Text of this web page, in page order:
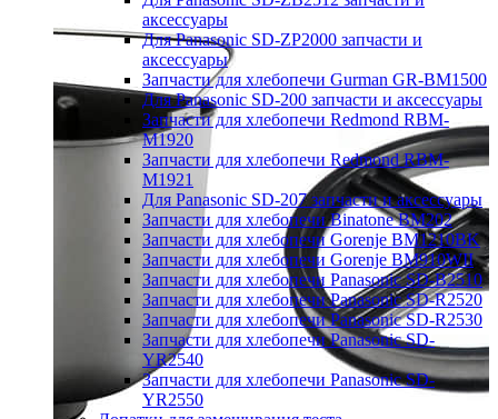
аксессуары
Для Panasonic SD-ZP2000 запчасти и
аксессуары
Запчасти для хлебопечи Gurman GR-BM1500
Для Panasonic SD-200 запчасти и аксессуары
Запчасти для хлебопечи Redmond RBM-
M1920
Запчасти для хлебопечи Redmond RBM-
M1921
Для Panasonic SD-207 запчасти и аксессуары
Запчасти для хлебопечи Binatone BM202
Запчасти для хлебопечи Gorenje BM1210BK
Запчасти для хлебопечи Gorenje BM910WII
Запчасти для хлебопечи Panasonic SD-B2510
Запчасти для хлебопечи Panasonic SD-R2520
Запчасти для хлебопечи Panasonic SD-R2530
Запчасти для хлебопечи Panasonic SD-
YR2540
Запчасти для хлебопечи Panasonic SD-
YR2550